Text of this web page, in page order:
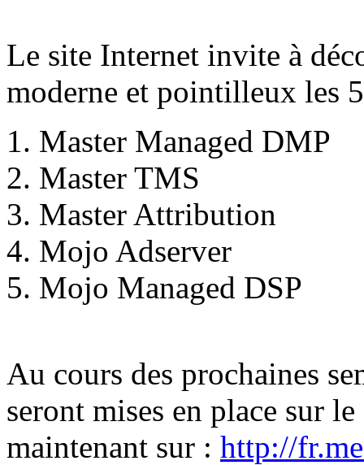
Le site Internet invite à
moderne et pointilleux les
Master Managed DMP
Master TMS
Master Attribution
Mojo Adserver
Mojo Managed DSP
Au cours des prochaines
seront mises en place sur
maintenant sur : http://